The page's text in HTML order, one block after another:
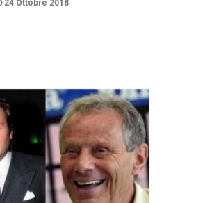
24 Ottobre 2018